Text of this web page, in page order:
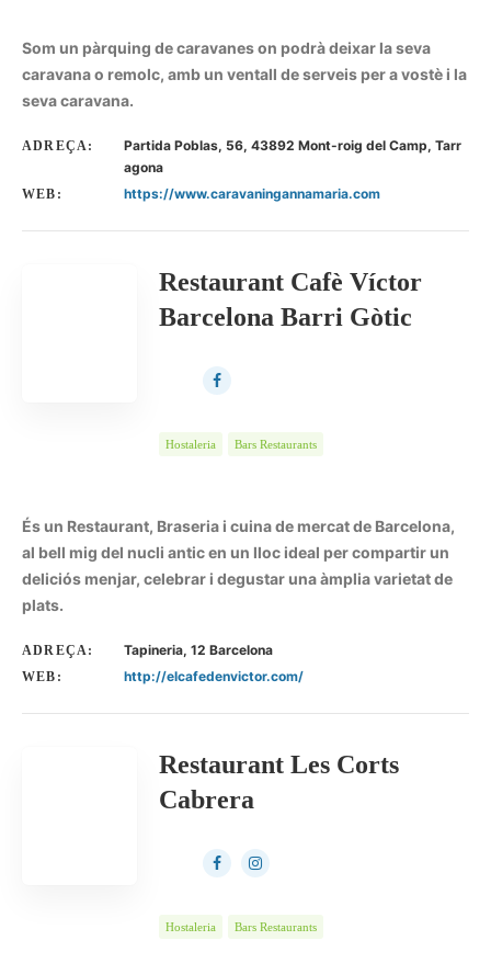
Som un pàrquing de caravanes on podrà deixar la seva
caravana o remolc, amb un ventall de serveis per a vostè i la
seva caravana.
ADREÇA:
Partida Poblas, 56, 43892 Mont-roig del Camp, Tarr
agona
WEB: https://www.caravaningannamaria.com
Restaurant Cafè Víctor
Barcelona Barri Gòtic
Hostaleria Bars Restaurants
És un Restaurant, Braseria i cuina de mercat de Barcelona,
al bell mig del nucli antic en un lloc ideal per compartir un
deliciós menjar, celebrar i degustar una àmplia varietat de
plats.
ADREÇA: Tapineria, 12 Barcelona
WEB: http://elcafedenvictor.com/
Restaurant Les Corts
Cabrera
Hostaleria Bars Restaurants